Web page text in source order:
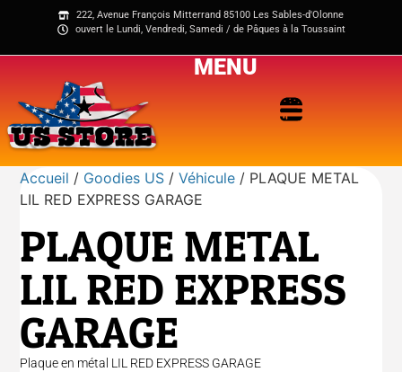
222, Avenue François Mitterrand 85100 Les Sables-d'Olonne
ouvert le Lundi, Vendredi, Samedi / de Pâques à la Toussaint
MENU
Accueil / Goodies US /Véhicule / PLAQUE METAL
LIL RED EXPRESS GARAGE
PLAQUE METAL
LIL RED EXPRESS
GARAGE
Plaque en métal LIL RED EXPRESS GARAGE